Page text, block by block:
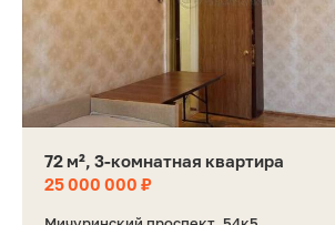
72 м², 3-комнатная квартира
25 000 000 ₽